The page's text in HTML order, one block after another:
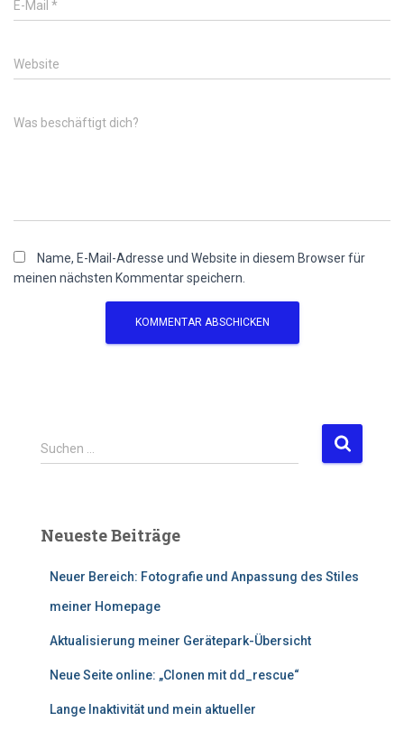
E-Mail *
Website
Was beschäftigt dich?
Name, E-Mail-Adresse und Website in diesem Browser für
meinen nächsten Kommentar speichern.
S
u
n
Suchen …
Neueste Beiträge
Neuer Bereich: Fotografie und Anpassung des Stiles
meiner Homepage
Aktualisierung meiner Gerätepark-Übersicht
Neue Seite online: „Clonen mit dd_rescue“
Lange Inaktivität und mein aktueller